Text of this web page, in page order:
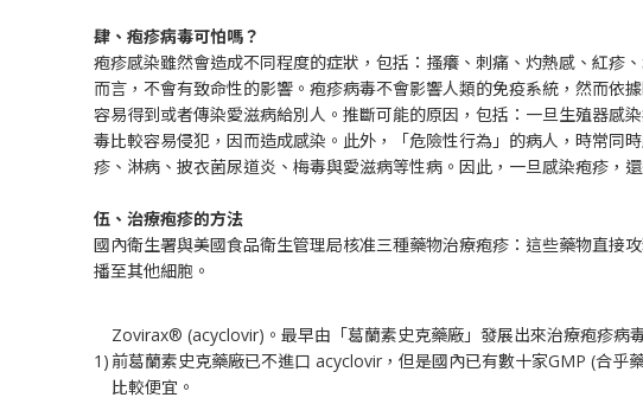
肆、疱疹病毒可怕嗎？
疱疹感染雖然會造成不同程度的症狀，包括：搔癢、刺痛、灼熱感、紅疹
而言，不會有致命性的影響。疱疹病毒不會影響人類的免疫系統，然而依
容易得到或者傳染愛滋病給別人。推斷可能的原因，包括：一旦生殖器感
毒比較容易侵犯，因而造成感染。此外，「危險性行為」的病人，時常同
疹、淋病、披衣菌尿道炎、梅毒與愛滋病等性病。因此，一旦感染疱疹，
伍、治療疱疹的方法
國內衛生署與美國食品衛生管理局核准三種藥物治療疱疹：這些藥物直接
播至其他細胞。
1)
Zovirax® (acyclovir)。最早由「葛蘭素史克藥廠」發展出來治療疱疹病
前葛蘭素史克藥廠已不進口 acyclovir，但是國內已有數十家GMP (合乎
比較便宜。